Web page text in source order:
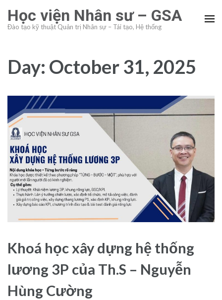
content
Enter)
Học viện Nhân sư – GSA
Đào tạo kỹ thuật Quản trị Nhân sự – Tái tạo, Hệ thống
Day: October 31, 2025
Khoá học xây dựng hệ thống
lương 3P của Th.S – Nguyễn
Hùng Cường